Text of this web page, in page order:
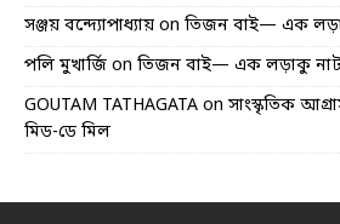
সঞ্জয় বন্দ্যোপাধ্যায় on তিজন বাই— এক লড়াকু
পলি মুখার্জি on তিজন বাই— এক লড়াকু
GOUTAM TATHAGATA on সাংস্কৃতিক
মিড-ডে মিল